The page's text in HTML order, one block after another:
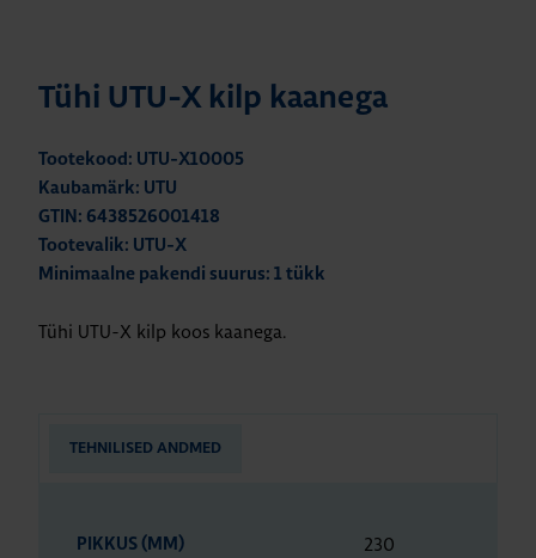
Tühi UTU-X kilp kaanega
Tootekood: UTU-X10005
Kaubamärk: UTU
GTIN: 6438526001418
Tootevalik: UTU-X
Minimaalne pakendi suurus: 1 tükk
Tühi UTU-X kilp koos kaanega.
TEHNILISED ANDMED
PIKKUS (MM) 230